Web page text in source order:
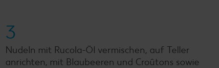
3
Nudeln mit Rucola-Öl vermischen, auf Teller
anrichten, mit Blaubeeren und Croûtons sowie